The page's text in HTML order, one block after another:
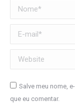
Nome *
E-mail *
Website
Salve meu nome,
que eu comentar.